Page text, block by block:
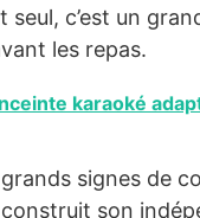
c’est un
les repas.
karaoké
signes de
son